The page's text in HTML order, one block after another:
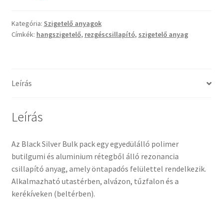
Kategória: Szigetelő anyagok
Címkék: hangszigetelő, rezgéscsillapító, szigetelő anyag
Leírás
Leírás
Az Black Silver Bulk pack egy egyedülálló polimer
butilgumi és aluminium rétegből álló rezonancia
csillapító anyag, amely öntapadós felülettel rendelkezik.
Alkalmazható utastérben, alvázon, tűzfalon és a
kerékíveken (beltérben).